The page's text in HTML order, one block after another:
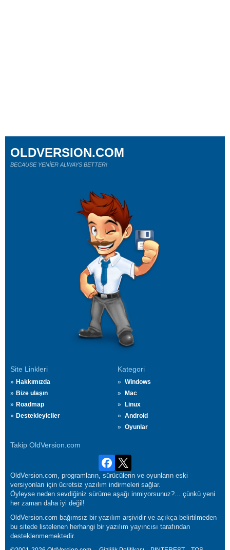
Site Linkleri
Hakkımızda
Bize ulaşın
Roadmap
Destekleyiciler
Kategori
Windows
Mac
Linux
Android
Oyunlar
Takip OldVersion.com
OLDVERSION.COM
BECAUSE YENİER ALWAYS BETTER!
OldVersion.com, programların, sürücülerin ve oyunların eski
versiyonları için ücretsiz yazılım indirmeleri sağlar.
Öyleyse neden sevdiğiniz sürüme aşağı inmiyorsunuz?... çünkü yeni
her zaman daha iyi değil!
OldVersion.com bağımsız bir yazılım arşividir ve açıkça belirtilmeden
bu sitede listelenen herhangi bir yazılım yayıncısı tarafından
desteklenmemektedir.